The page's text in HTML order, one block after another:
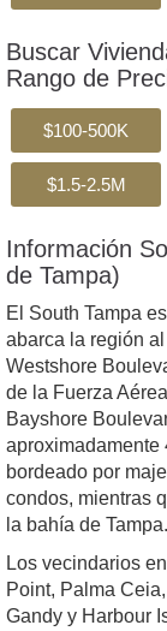
Buscar
Rango de
$100-500K
$1.5-2.5M
Información
de Tampa)
El South Tampa
abarca la región
Westshore
de la Fuerza
Bayshore
aproximadamente
bordeado por
condos, mientras
la bahía de Tampa.
Los vecindarios
Point, Palma
Gandy y Harbour